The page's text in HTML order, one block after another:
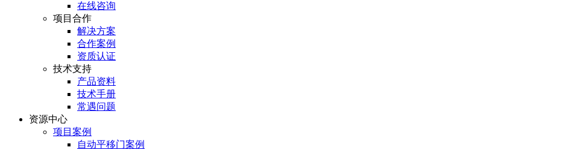
在线咨询
项目合作
解决方案
合作案例
资质认证
技术支持
产品资料
技术手册
常遇问题
资源中心
项目案例
自动平移门案例